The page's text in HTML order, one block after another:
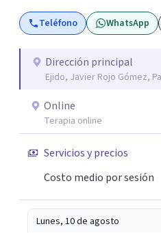
muchas de las reglas rígidas
tradicional, porque creo que
que el proceso terapéutico tenga
especialmente con procesos
Si tú o algún familiar están
relacionado con cáncer,
para agendar una primera
alguien, también puedes
conversación no tiene costo.
Teléfono WhatsApp
Dirección principal
Ejido, Javier Rojo Gómez,
Online
Terapia online
Servicios y precios
Costo medio por sesión
Lunes, 10 de agosto